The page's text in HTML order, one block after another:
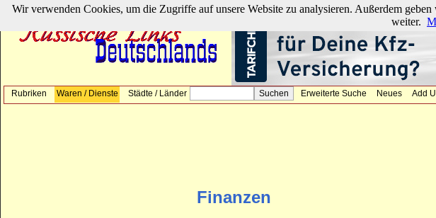
Rubriken Waren / Dienste Städte / Länder Erweiterte Suche Neues Add
Finanzen
Wir verwenden Cookies, um die Zugriffe auf unsere Website zu analysieren. Außerdem
weiter.